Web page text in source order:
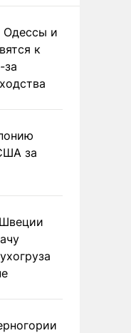
Одессы и
к
за
за